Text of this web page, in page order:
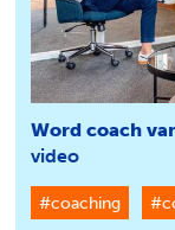
Word coach
video
#coaching